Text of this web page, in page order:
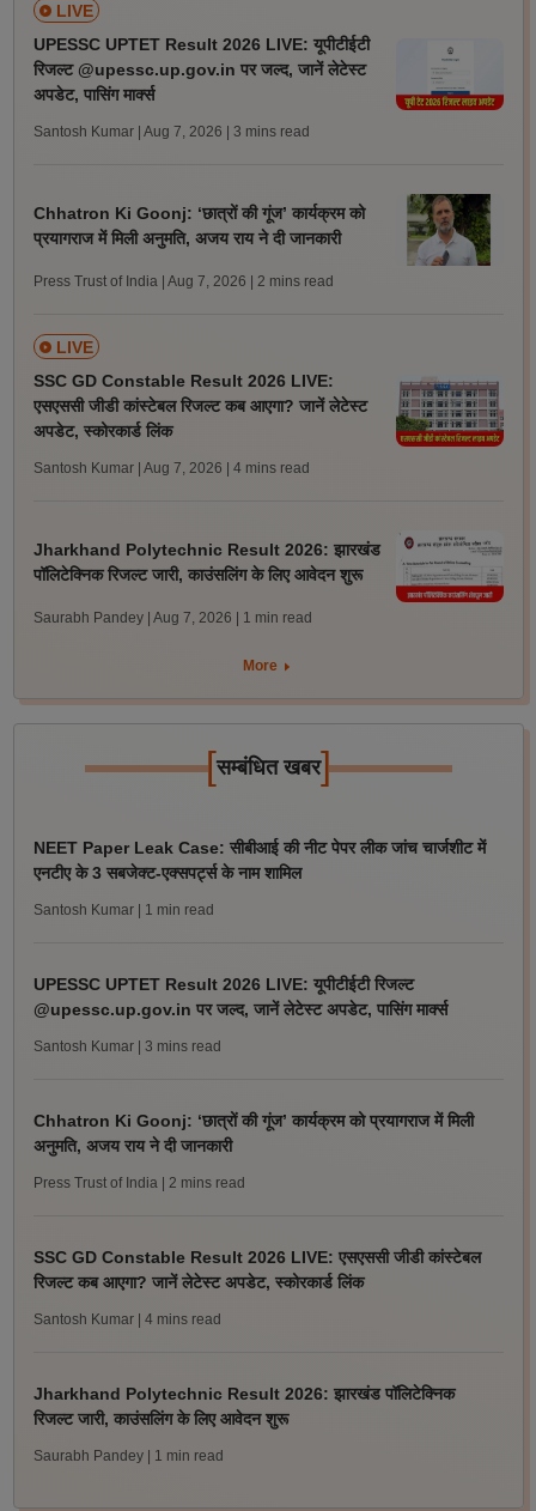
LIVE
UPESSC UPTET Result 2026 LIVE: यूपीटीईटी
रिजल्ट @upessc.up.gov.in पर जल्द, जानें लेटेस्ट
अपडेट, पासिंग मार्क्स
Santosh Kumar | Aug 7, 2026 | 3 mins read
Chhatron Ki Goonj: ‘छात्रों की गूंज’ कार्यक्रम को
प्रयागराज में मिली अनुमति, अजय राय ने दी जानकारी
Press Trust of India | Aug 7, 2026 | 2 mins read
LIVE
SSC GD Constable Result 2026 LIVE:
एसएससी जीडी कांस्टेबल रिजल्ट कब आएगा? जानें लेटेस्ट
अपडेट, स्कोरकार्ड लिंक
Santosh Kumar | Aug 7, 2026 | 4 mins read
Jharkhand Polytechnic Result 2026: झारखंड
पॉलिटेक्निक रिजल्ट जारी, काउंसलिंग के लिए आवेदन शुरू
Saurabh Pandey | Aug 7, 2026 | 1 min read
More
[सम्बंधित खबर]
NEET Paper Leak Case: सीबीआई की नीट पेपर लीक जांच चार्जशीट में
एनटीए के 3 सबजेक्ट-एक्सपर्ट्स के नाम शामिल
Santosh Kumar | 1 min read
UPESSC UPTET Result 2026 LIVE: यूपीटीईटी रिजल्ट
@upessc.up.gov.in पर जल्द, जानें लेटेस्ट अपडेट, पासिंग मार्क्स
Santosh Kumar | 3 mins read
Chhatron Ki Goonj: ‘छात्रों की गूंज’ कार्यक्रम को प्रयागराज में मिली
अनुमति, अजय राय ने दी जानकारी
Press Trust of India | 2 mins read
SSC GD Constable Result 2026 LIVE: एसएससी जीडी कांस्टेबल
रिजल्ट कब आएगा? जानें लेटेस्ट अपडेट, स्कोरकार्ड लिंक
Santosh Kumar | 4 mins read
Jharkhand Polytechnic Result 2026: झारखंड पॉलिटेक्निक
रिजल्ट जारी, काउंसलिंग के लिए आवेदन शुरू
Saurabh Pandey | 1 min read